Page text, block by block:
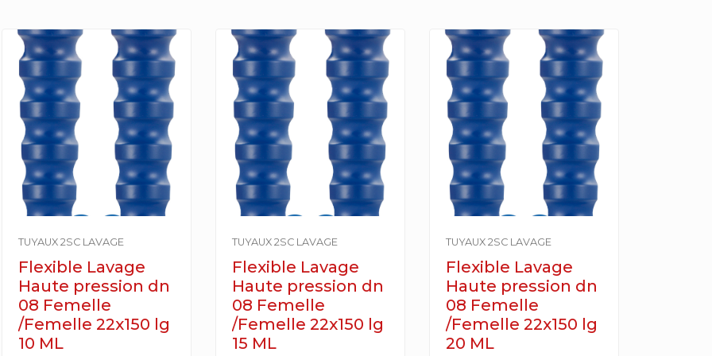
TUYAUX 2SC LAVAGE
Flexible Lavage
Haute pression dn
08 Femelle
/Femelle 22x150 lg
10 ML
TUYAUX 2SC LAVAGE
Flexible Lavage
Haute pression dn
08 Femelle
/Femelle 22x150 lg
15 ML
TUYAUX 2SC LAVAGE
Flexible Lavage
Haute pression dn
08 Femelle
/Femelle 22x150 lg
20 ML